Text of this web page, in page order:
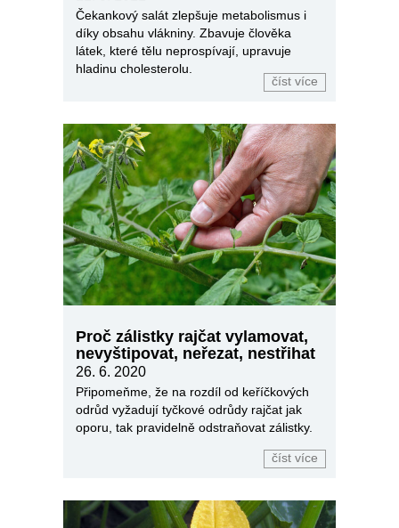
Čekankový salát zlepšuje metabolismus i
díky obsahu vlákniny. Zbavuje člověka
látek, které tělu neprospívají, upravuje
hladinu cholesterolu.
číst více
Proč zálistky rajčat vylamovat,
nevyštipovat, neřezat, nestřihat
26. 6. 2020
Připomeňme, že na rozdíl od keříčkových
odrůd vyžadují tyčkové odrůdy rajčat jak
oporu, tak pravidelně odstraňovat zálistky.
číst více